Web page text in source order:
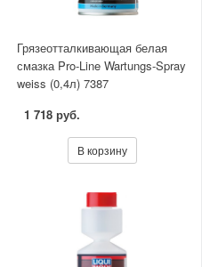
Грязеотталкивающая белая
смазка Pro-Line Wartungs-Spray
weiss (0,4л) 7387
1 718 руб.
В корзину